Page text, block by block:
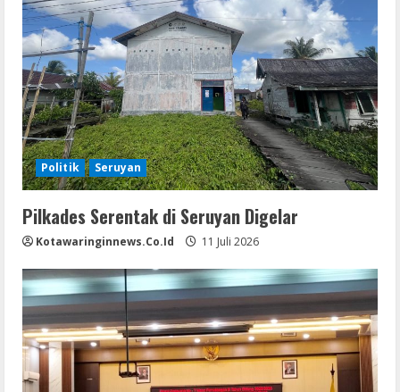
Politik Seruyan
Pilkades Serentak di Seruyan Digelar
Kotawaringinnews.co.id 11 Juli 2026